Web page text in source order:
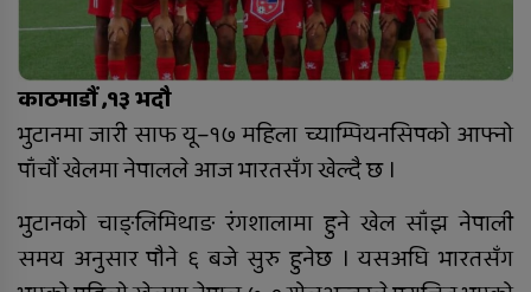
रुकुम पश्चिममा भ्यान र मोटरसाइकल
दुग्ध चिस्यान केन्द्र अनुदान हिनामिना
आरोपमा आठबिसकोटका मेयरसहित ११
जनाविरुद्ध भ्रष्टाचार मुद्दा
काठमाडौं ,१३ भदौ
भुटानमा जारी साफ यू–१७ महिला च्याम्पियनसिपको आफ्नो
पाँचौं खेलमा नेपालले आज भारतसँग खेल्दै छ ।
भुटानको चाङ्लिमिथाङ रंगशालामा हुने खेल साँझ नेपाली
समय अनुसार पौने ६ बजे सुरु हुनेछ । यसअघि भारतसँग